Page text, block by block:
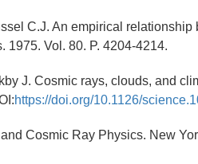
C.J. An empirical
1975. Vol. 80. P. 4204-4214.
J. Cosmic rays, clouds, and
https://doi.org/10.1126/
Cosmic Ray Physics. New